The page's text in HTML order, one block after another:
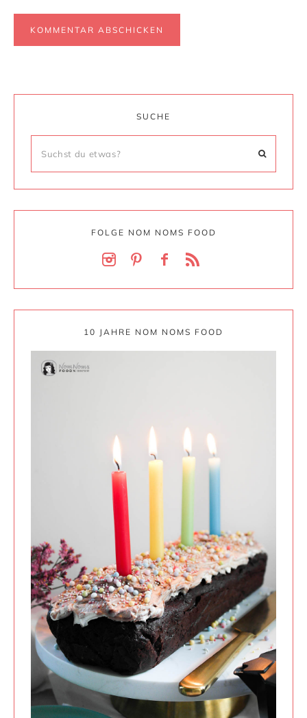
SUCHE
FOLGE NOM NOMS FOOD
10 JAHRE NOM NOMS FOOD